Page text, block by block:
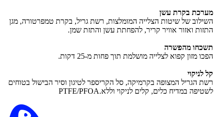
מערכת בקרת עשן
השילוב של שיטות הצלייה המומלצות, רשת גריל, בקרת טמפרטורה, מגן
התזות ואזור אוויר קריר, להפחתת עשן והתזת שמן.
תשכחו מהפשרה
הפכו מזון קפוא לצלייה מושלמת תוך פחות מ-25 דקות.
קל לניקוי
רשת הגריל המצופה בקרמיקה, סל הקריספר לטיגון וסיר הבישול בטוחים
לשטיפה במדיח כלים, קלים לניקוי וללא.PTFE/PFOA